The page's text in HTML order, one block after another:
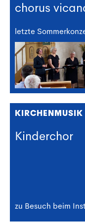
chorus
letzte
KIRCHENMUSIK
Kinderchor
zu Besuch beim